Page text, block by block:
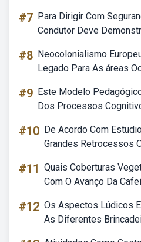
#7 Para Dirigir Com
Condutor Deve
#8 Neocolonialismo
Legado Para As áreas
#9 Este Modelo
Dos Processos
#10 De Acordo Com
Grandes Retrocessos
#11 Quais Coberturas
Com O Avanço Da
#12 Os Aspectos Lúdicos
As Diferentes